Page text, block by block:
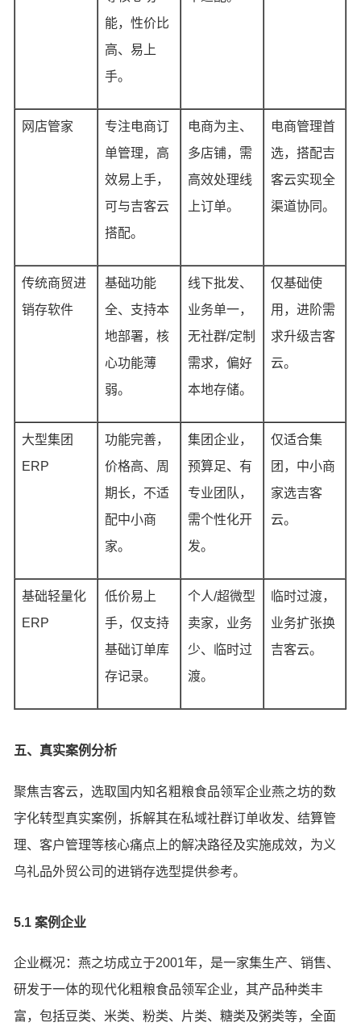
能，性价比
高、易上
手。
网店管家
专注电商订
单管理，高
效易上手，
可与吉客云
搭配。
电商为主、
多店铺，需
高效处理线
上订单。
电商管理首
选，搭配吉
客云实现全
渠道协同。
传统商贸进
销存软件
基础功能
全、支持本
地部署，核
心功能薄
弱。
线下批发、
业务单一，
无社群/定制
需求，偏好
本地存储。
仅基础使
用，进阶需
求升级吉客
云。
大型集团
ERP
功能完善，
价格高、周
期长，不适
配中小商
家。
集团企业，
预算足、有
专业团队，
需个性化开
发。
仅适合集
团，中小商
家选吉客
云。
基础轻量化
ERP
低价易上
手，仅支持
基础订单库
存记录。
个人/超微型
卖家，业务
少、临时过
渡。
临时过渡，
业务扩张换
吉客云。
五、真实案例分析
聚焦吉客云，选取国内知名粗粮食品领军企业燕之坊的数
字化转型真实案例，拆解其在私域社群订单收发、结算管
理、客户管理等核心痛点上的解决路径及实施成效，为义
乌礼品外贸公司的进销存选型提供参考。
5.1 案例企业
企业概况：燕之坊成立于2001年，是一家集生产、销售、
研发于一体的现代化粗粮食品领军企业，其产品种类丰
富，包括豆类、米类、粉类、片类、糖类及粥类等，全面